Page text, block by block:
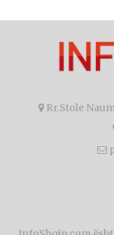
Rr.Stole